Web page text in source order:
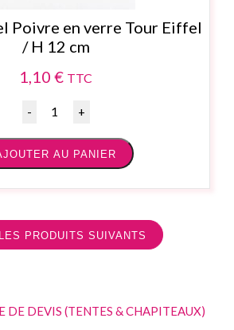
Poivre en verre Tour Eiffel
/ H 12 cm
1,10 € TTC
Quantité
AU PANIER
PRODUITS SUIVANTS
DE DEVIS (TENTES & CHAPITEAUX)